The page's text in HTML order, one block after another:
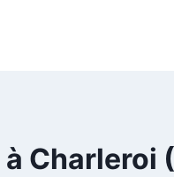
Charleroi